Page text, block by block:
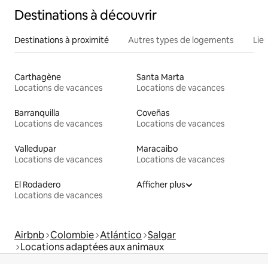
Destinations à découvrir
Destinations à proximité Autres types de logements
Carthagène
Locations de vacances
Santa Marta
Locations de vacances
Barranquilla
Locations de vacances
Coveñas
Locations de vacances
Valledupar
Locations de vacances
Maracaibo
Locations de vacances
El Rodadero
Locations de vacances
Afficher plus
Airbnb Colombie Atlántico Salgar
Locations adaptées aux animaux